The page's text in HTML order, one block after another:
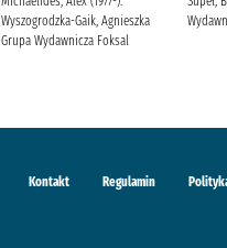
Wyszogrodzka-Gaik, Agnieszka
Grupa Wydawnicza Foksal
Kontakt Regulamin